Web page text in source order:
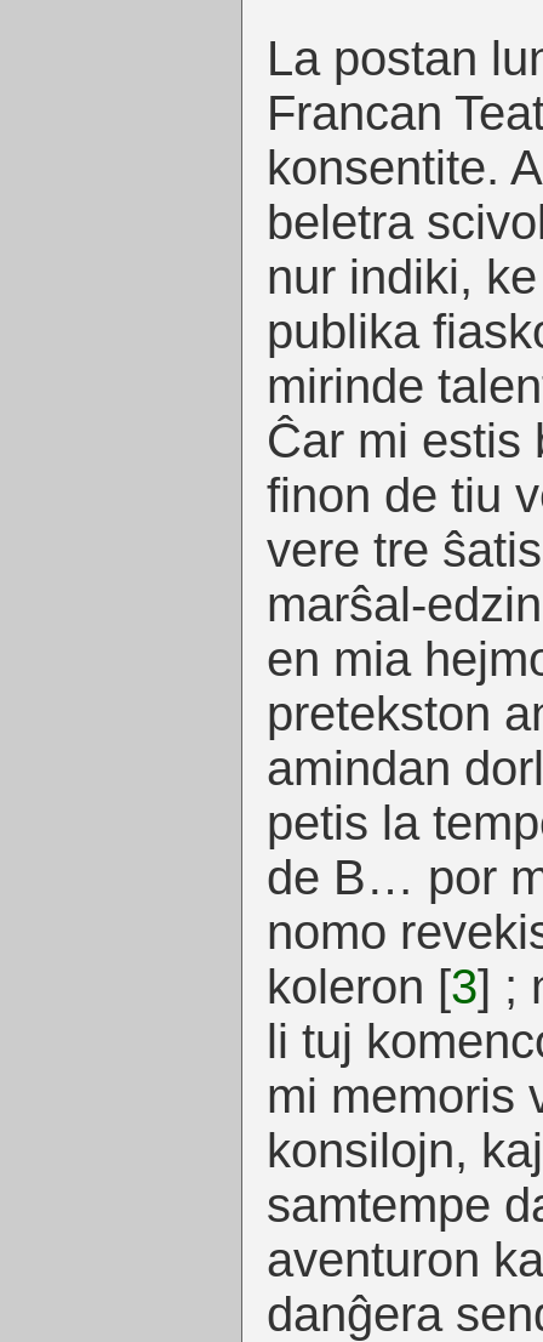
La postan
Francan
konsentite.
beletra
nur indiki,
publika
mirinde
Ĉar mi estis
finon de tiu
vere tre
marŝal-
en mia
pretekston
amindan
petis la
de B… por
nomo
koleron [3] ;
li tuj
mi memoris
konsilojn,
samtempe
aventuron
danĝera